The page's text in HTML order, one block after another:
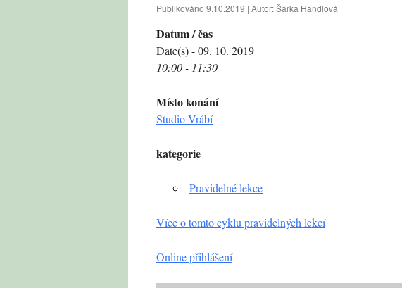
Publikováno 9.10.2019 | Autor:Šárka Handlová
Datum / čas
Date(s) - 09. 10. 2019
10:00 - 11:30
Místo konání
Studio Vrábí
kategorie
Pravidelné lekce
Více o tomto cyklu pravidelných lekcí
Online přihlášení